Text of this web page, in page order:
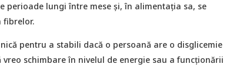
perioade lungi între mese și, în alimentația sa, se
fibrelor.
pentru a stabili dacă o persoană are o disglicemie
vreo schimbare în nivelul de energie sau a funcționării